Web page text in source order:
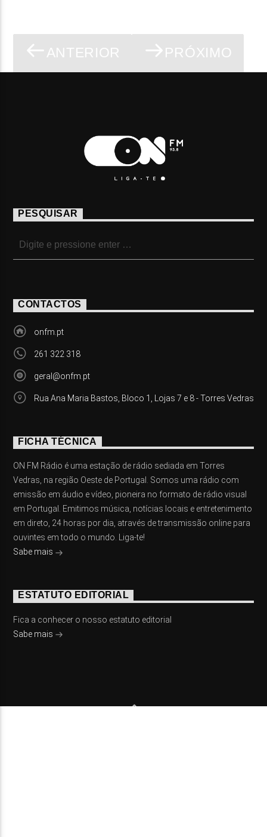
ANTERIOR PRÓXIMO
PESQUISAR
CONTACTOS
onfm.pt
261 322 318
geral@onfm.pt
Rua Ana Maria Bastos, Bloco 1, Lojas 7 e 8 - Torres Vedras
FICHA TÉCNICA
ON FM Rádio é uma estação de rádio sediada em Torres
Vedras, na região Oeste de Portugal. Somos uma rádio com
emissão em áudio e vídeo, pioneira no formato de rádio visual
em Portugal. Emitimos música, notícias locais e entretenimento
em direto, 24 horas por dia, através de transmissão online para
ouvintes em todo o mundo. Liga-te!
Sabe mais
ESTATUTO EDITORIAL
Fica a conhecer o nosso estatuto editorial
Sabe mais